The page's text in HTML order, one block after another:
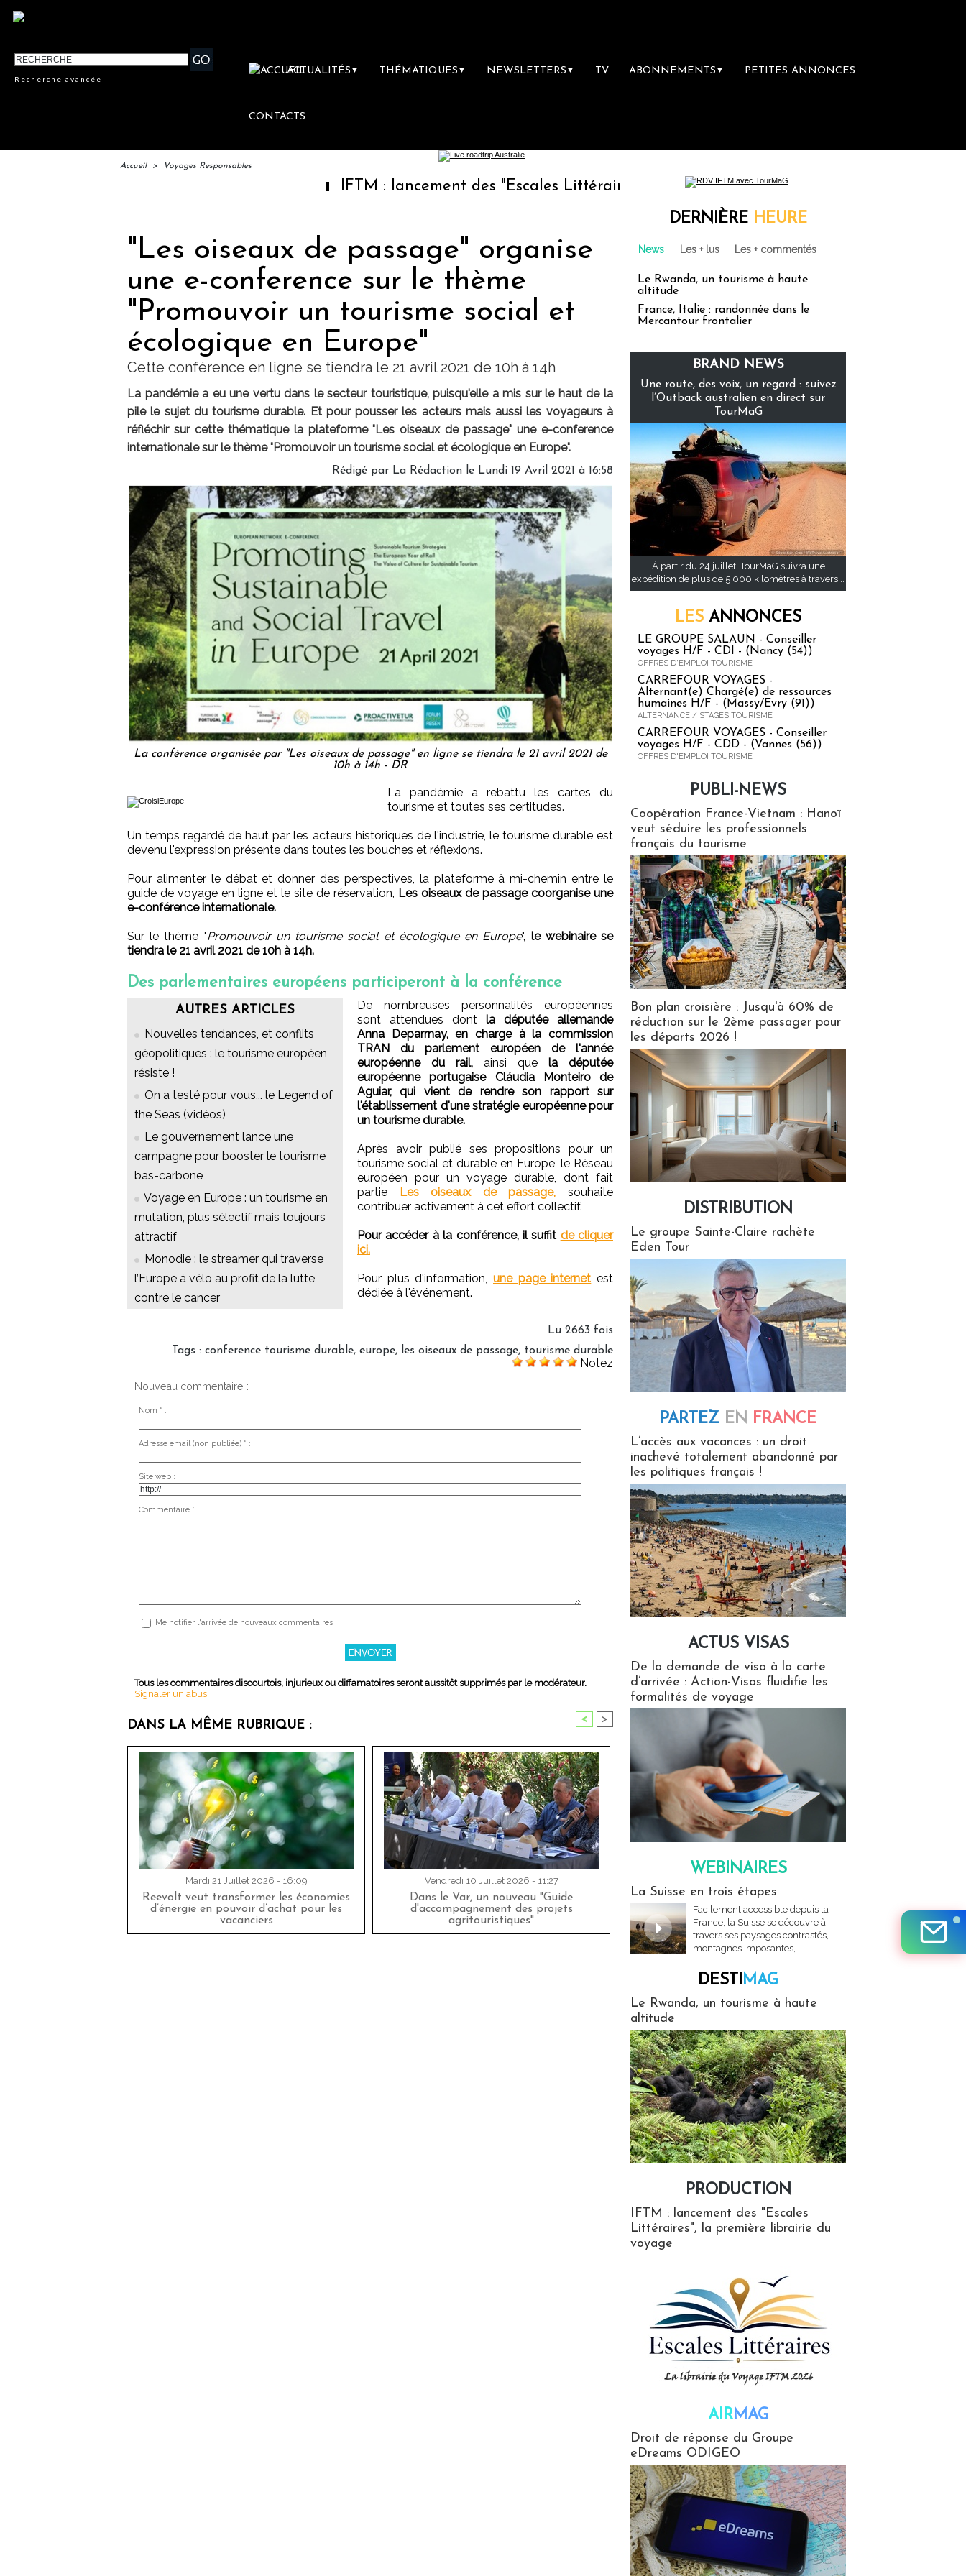
Recherche avancée
ACTUALITÉS ▼ THÉMATIQUES ▼ NEWSLETTERS ▼ TV ABONNEMENTS ▼ PETITES ANNONCES
CONTACTS
Accueil > Voyages Responsables
IFTM : lancement des "Escales Littéraires", la première librairie du voyage
"Les oiseaux de passage" organise
une e-conference sur le thème
"Promouvoir un tourisme social et
écologique en Europe"
Cette conférence en ligne se tiendra le 21 avril 2021 de 10h à 14h
La pandémie a eu une vertu dans le secteur touristique, puisqu'elle a mis sur le haut de la
pile le sujet du tourisme durable. Et pour pousser les acteurs mais aussi les voyageurs à
réfléchir sur cette thématique la plateforme "Les oiseaux de passage" une e-conference
internationale sur le thème "Promouvoir un tourisme social et écologique en Europe".
Rédigé par La Rédaction le Lundi 19 Avril 2021 à 16:58
La conférence organisée par "Les oiseaux de passage" en ligne se tiendra le 21 avril 2021 de
10h à 14h - DR
La pandémie a rebattu les cartes du
tourisme et toutes ses certitudes.
Un temps regardé de haut par les acteurs historiques de l'industrie, le tourisme durable est
devenu l'expression présente dans toutes les bouches et réflexions.
Pour alimenter le débat et donner des perspectives, la plateforme à mi-chemin entre le
guide de voyage en ligne et le site de réservation, Les oiseaux de passage coorganise une
e-conférence internationale.
Sur le thème "Promouvoir un tourisme social et écologique en Europe", le webinaire se
tiendra le 21 avril 2021 de 10h à 14h.
Des parlementaires européens participeront à la conférence
AUTRES ARTICLES
Nouvelles tendances, et conflits
géopolitiques : le tourisme européen
résiste !
On a testé pour vous... le Legend of
the Seas (vidéos)
Le gouvernement lance une
campagne pour booster le tourisme
bas-carbone
Voyage en Europe : un tourisme en
mutation, plus sélectif mais toujours
attractif
Monodie : le streamer qui traverse
l’Europe à vélo au profit de la lutte
contre le cancer
De nombreuses personnalités européennes
sont attendues dont la députée allemande
Anna Deparrnay, en charge à la commission
TRAN du parlement européen de l'année
européenne du rail, ainsi que la députée
européenne portugaise Cláudia Monteiro de
Aguiar, qui vient de rendre son rapport sur
l'établissement d'une stratégie européenne pour
un tourisme durable.
Après avoir publié ses propositions pour un
tourisme social et durable en Europe, le Réseau
européen pour un voyage durable, dont fait
partie Les oiseaux de passage, souhaite
contribuer activement à cet effort collectif.
Pour accéder à la conférence, il suffit de cliquer
ici.
Pour plus d'information, une page internet est
dédiée à l'événement.
Lu 2663 fois
Tags : conference tourisme durable, europe, les oiseaux de passage, tourisme durable
Notez
Nouveau commentaire :
Nom * :
Adresse email (non publiée) * :
Site web :
Commentaire * :
Me notifier l'arrivée de nouveaux commentaires
Tous les commentaires discourtois, injurieux ou diffamatoires seront aussitôt supprimés par le modérateur.
Signaler un abus
DANS LA MÊME RUBRIQUE : < >
Mardi 21 Juillet 2026 - 16:09
Reevolt veut transformer les économies
d’énergie en pouvoir d’achat pour les
vacanciers
Vendredi 10 Juillet 2026 - 11:27
Dans le Var, un nouveau "Guide
d'accompagnement des projets
agritouristiques"
DERNIÈRE HEURE
News Les + lus Les + commentés
Le Rwanda, un tourisme à haute
altitude
France, Italie : randonnée dans le
Mercantour frontalier
BRAND NEWS
Une route, des voix, un regard : suivez
l’Outback australien en direct sur
TourMaG
À partir du 24 juillet, TourMaG suivra une
expédition de plus de 5 000 kilomètres à travers...
LES ANNONCES
LE GROUPE SALAUN - Conseiller
voyages H/F - CDI - (Nancy (54))
OFFRES D'EMPLOI TOURISME
CARREFOUR VOYAGES -
Alternant(e) Chargé(e) de ressources
humaines H/F - (Massy/Evry (91))
ALTERNANCE / STAGES TOURISME
CARREFOUR VOYAGES - Conseiller
voyages H/F - CDD - (Vannes (56))
OFFRES D'EMPLOI TOURISME
PUBLI-NEWS
Coopération France-Vietnam : Hanoï
veut séduire les professionnels
français du tourisme
Bon plan croisière : Jusqu'à 60% de
réduction sur le 2ème passager pour
les départs 2026 !
DISTRIBUTION
Le groupe Sainte-Claire rachète
Eden Tour
PARTEZ EN FRANCE
L’accès aux vacances : un droit
inachevé totalement abandonné par
les politiques français !
ACTUS VISAS
De la demande de visa à la carte
d’arrivée : Action-Visas fluidifie les
formalités de voyage
WEBINAIRES
La Suisse en trois étapes
Facilement accessible depuis la
France, la Suisse se découvre à
travers ses paysages contrastés,
montagnes imposantes,...
DESTIMAG
Le Rwanda, un tourisme à haute
altitude
PRODUCTION
IFTM : lancement des "Escales
Littéraires", la première librairie du
voyage
AIRMAG
Droit de réponse du Groupe
eDreams ODIGEO